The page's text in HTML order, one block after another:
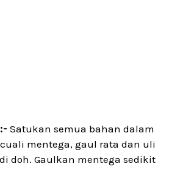
Satukan semua bahan dalam
mentega, gaul rata dan uli
doh. Gaulkan mentega sedikit